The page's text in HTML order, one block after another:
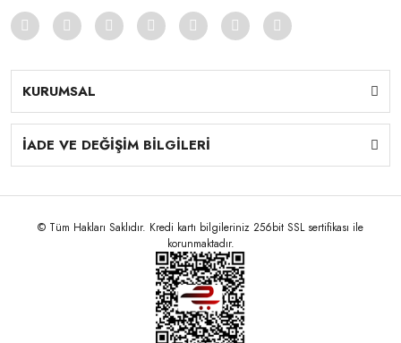
KURUMSAL
İADE VE DEĞİŞİM BİLGİLERİ
© Tüm Hakları Saklıdır. Kredi kartı bilgileriniz 256bit SSL sertifikası ile
korunmaktadır.